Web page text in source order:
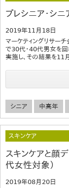
プレシニア・シ
2019年11月18日
マーケティングリサー
で30代・40代男女を回
実施し、その結果を
シニア 中高年
スキンケア
スキンケアと顔
代女性対象）
2019年08月20日